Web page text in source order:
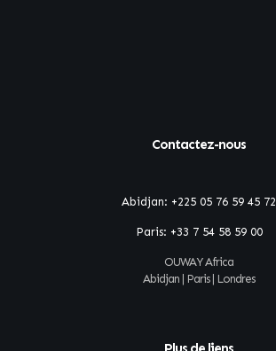
Contactez-nous
Abidjan: +225 05 76 59 45 72
Paris: +33 7 54 58 59 00
OUWAY Africa
Abidjan | Paris | Londres